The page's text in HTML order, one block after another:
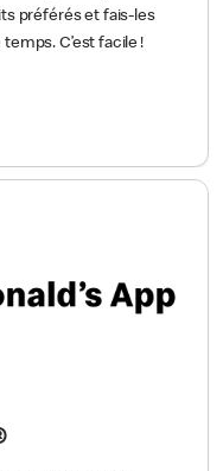
préférés et fais-les
C’est facile !